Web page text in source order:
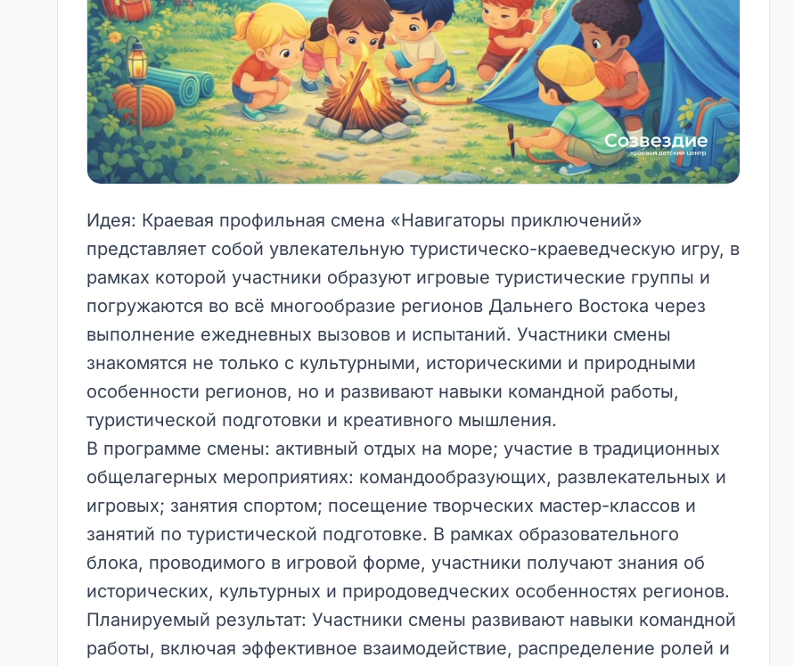
Идея: Краевая профильная смена «Навигаторы приключений»
представляет собой увлекательную туристическо-краеведческую игру, в
рамках которой участники образуют игровые туристические группы и
погружаются во всё многообразие регионов Дальнего Востока через
выполнение ежедневных вызовов и испытаний. Участники смены
знакомятся не только с культурными, историческими и природными
особенности регионов, но и развивают навыки командной работы,
туристической подготовки и креативного мышления.
В программе смены: активный отдых на море; участие в традиционных
общелагерных мероприятиях: командообразующих, развлекательных и
игровых; занятия спортом; посещение творческих мастер-классов и
занятий по туристической подготовке. В рамках образовательного
блока, проводимого в игровой форме, участники получают знания об
исторических, культурных и природоведческих особенностях регионов.
Планируемый результат: Участники смены развивают навыки командной
работы, включая эффективное взаимодействие, распределение ролей и